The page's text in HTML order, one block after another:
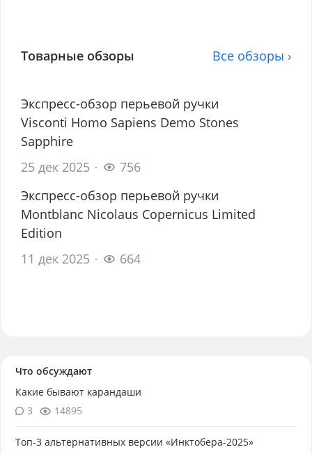
Товарные обзоры Все обзоры ›
Экспресс-обзор перьевой ручки
Visconti Homo Sapiens Demo Stones
Sapphire
25 дек 2025
756
Экспресс-обзор перьевой ручки
Montblanc Nicolaus Copernicus Limited
Edition
11 дек 2025
664
Что обсуждают
Какие бывают карандаши
3
14895
Топ-3 альтернативных версии «Инктобера-2025»